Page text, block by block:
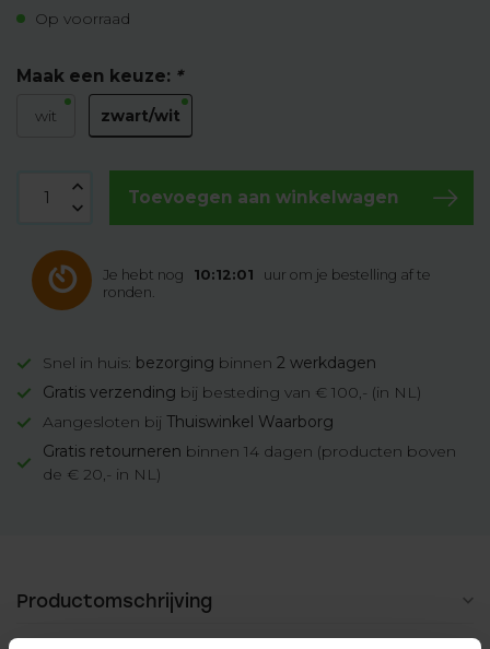
Op voorraad
Maak een keuze: *
wit zwart/wit
Toevoegen aan winkelwagen
Je hebt nog 10:12:01
uur om je bestelling af te
ronden.
Snel in huis: bezorging binnen 2 werkdagen
Gratis verzending bij besteding van € 100,- (in NL)
Aangesloten bij Thuiswinkel Waarborg
Gratis retourneren binnen 14 dagen (producten boven
de € 20,- in NL)
Productomschrijving